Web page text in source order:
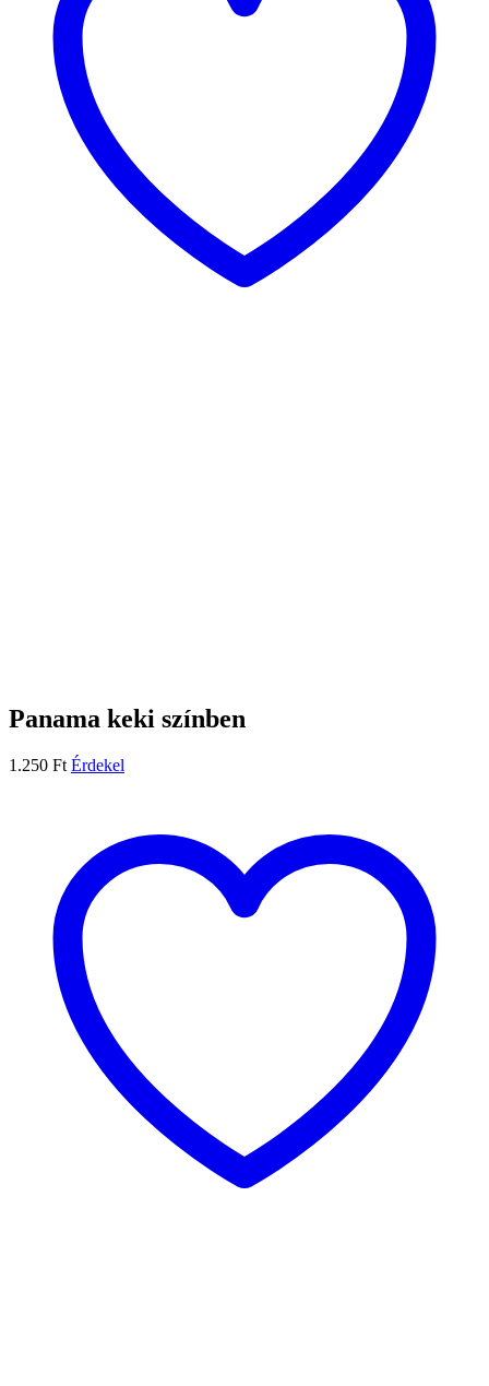
Panama keki színben
1.250 Ft Érdekel